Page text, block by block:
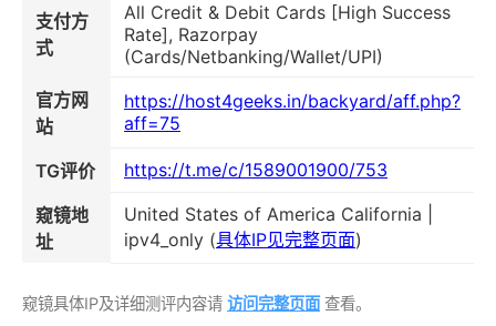
支付方
式
All Credit & Debit Cards [High Success
Rate], Razorpay
(Cards/Netbanking/Wallet/UPI)
官方网
站
https://host4geeks.in/backyard/aff.php?
aff=75
TG评价 https://t.me/c/1589001900/753
窥镜地
址
United States of America California |
ipv4_only (具体IP见完整页面)
窥镜具体IP及详细测评内容请 访问完整页面查看。